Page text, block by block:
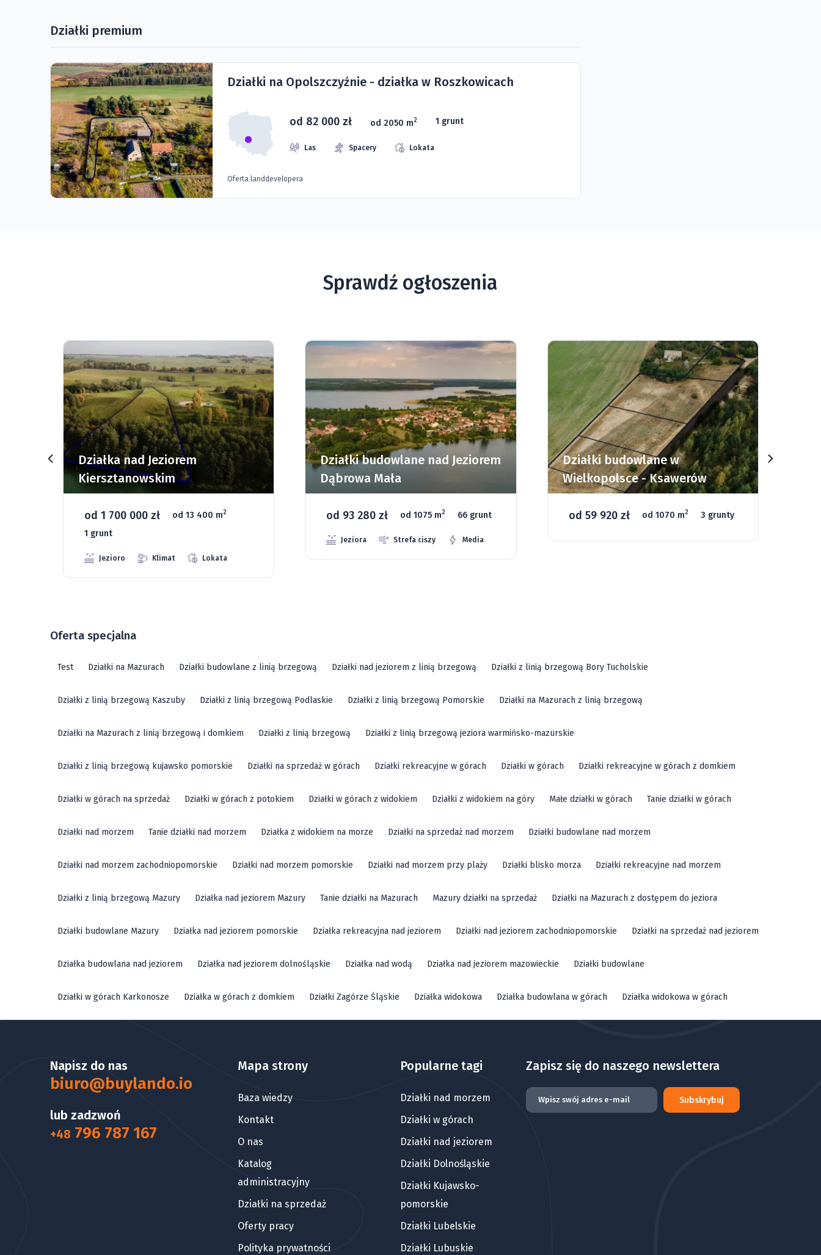
Działki premium
Działki na Opolszczyźnie - działka w Roszkowicach
od 82 000 zł od 2050 m2 1 grunt
Las Spacery Lokata
Oferta landdevelopera
Sprawdź ogłoszenia
Działka nad Jeziorem
Kiersztanowskim
od 1 700 000 zł od 13 400 m2
1 grunt
Jezioro Klimat Lokata
Działki budowlane nad Jeziorem
Dąbrowa Mała
od 93 280 zł od 1075 m2 66 grunt
Jeziora Strefa ciszy Media
Działki budowlane w
Wielkopolsce - Ksawerów
od 59 920 zł od 1070 m2 3 grunty
Oferta specjalna
Test Działki na Mazurach Działki budowlane z linią brzegową Działki nad jeziorem z linią brzegową Działki z linią brzegową Bory Tucholskie
Działki z linią brzegową Kaszuby Działki z linią brzegową Podlaskie Działki z linią brzegową Pomorskie Działki na Mazurach z linią brzegową
Działki na Mazurach z linią brzegową i domkiem Działki z linią brzegową Działki z linią brzegową jeziora warmińsko-mazurskie
Działki z linią brzegową kujawsko pomorskie Działki na sprzedaż w górach Działki rekreacyjne w górach Działki w górach Działki rekreacyjne w górach z domkiem
Działki w górach na sprzedaż Działki w górach z potokiem Działki w górach z widokiem Działki z widokiem na góry Małe działki w górach Tanie działki w górach
Działki nad morzem Tanie działki nad morzem Działka z widokiem na morze Działki na sprzedaż nad morzem Działki budowlane nad morzem
Działki nad morzem zachodniopomorskie Działki nad morzem pomorskie Działki nad morzem przy plaży Działki blisko morza Działki rekreacyjne nad morzem
Działki z linią brzegową Mazury Działka nad jeziorem Mazury Tanie działki na Mazurach Mazury działki na sprzedaż Działki na Mazurach z dostępem do jeziora
Działki budowlane Mazury Działka nad jeziorem pomorskie Działka rekreacyjna nad jeziorem Działki nad jeziorem zachodniopomorskie Działki na sprzedaż nad jeziorem
Działka budowlana nad jeziorem Działka nad jeziorem dolnośląskie Działka nad wodą Działka nad jeziorem mazowieckie Działki budowlane
Działki w górach Karkonosze Działka w górach z domkiem Działki Zagórze Śląskie Działka widokowa Działka budowlana w górach Działka widokowa w górach
Napisz do nas
biuro@buylando.io
lub zadzwoń
+48 796 787 167
Mapa strony
Baza wiedzy
Kontakt
O nas
Katalog
administracyjny
Działki na sprzedaż
Oferty pracy
Polityka prywatności
Popularne tagi
Działki nad morzem
Działki w górach
Działki nad jeziorem
Działki Dolnośląskie
Działki Kujawsko-
pomorskie
Działki Lubelskie
Działki Lubuskie
Zapisz się do naszego newslettera
Subskrybuj